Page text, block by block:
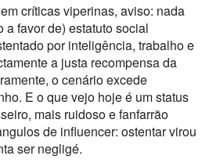
críticas viperinas, aviso: nada
a favor de) estatuto social
por inteligência, trabalho e
a justa recompensa da
o cenário excede
E o que vejo hoje é um status
mais ruidoso e fanfarrão
de influencer: ostentar virou
ser negligé.